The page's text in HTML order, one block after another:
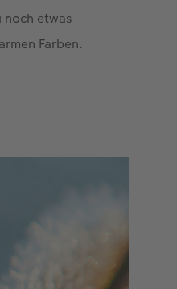
noch etwas
Farben.